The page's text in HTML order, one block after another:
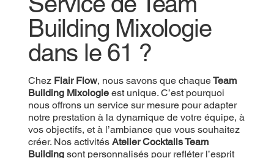
Building Mixologie
dans le 61 ?
Chez Flair Flow, nous savons que chaqueTeam
Building Mixologieest unique. C’est pourquoi
nous offrons un service sur mesure pour adapter
notre prestation à la dynamique de votre équipe, à
vos objectifs, et à l’ambiance que vous souhaitez
créer. Nos activités Atelier Cocktails Team
Buildingsont personnalisés pour refléter l’esprit